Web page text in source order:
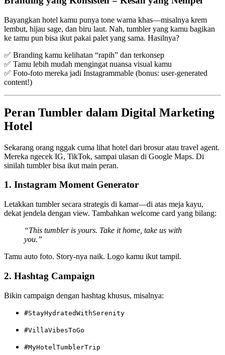
Bayangkan hotel kamu punya tone warna khas—misalnya krem
lembut, hijau sage, dan biru laut. Nah, tumbler yang kamu bagikan
ke tamu pun bisa ikut pakai palet yang sama. Hasilnya?
✅ Branding kamu kelihatan “rapih” dan terkonsep
✅ Tamu lebih mudah mengingat nuansa visual kamu
✅ Foto-foto mereka jadi Instagrammable (bonus: user-generated
content!)
Peran Tumbler dalam Digital Marketing
Hotel
Sekarang orang nggak cuma lihat hotel dari brosur atau travel agent.
Mereka ngecek IG, TikTok, sampai ulasan di Google Maps. Di
sinilah tumbler bisa ikut main peran.
1. Instagram Moment Generator
Letakkan tumbler secara strategis di kamar—di atas meja kayu,
dekat jendela dengan view. Tambahkan welcome card yang bilang:
“This tumbler is yours. Take it home, take us with
you.”
Tamu auto foto. Story-nya naik. Logo kamu ikut tampil.
2. Hashtag Campaign
Bikin campaign dengan hashtag khusus, misalnya:
#StayHydratedWithSerenity
#VillaVibesToGo
#MyHotelTumblerTrip